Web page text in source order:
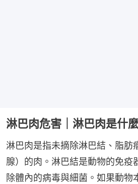
淋巴肉危害｜淋巴肉是什
淋巴肉是指未摘除淋巴結、脂肪
腺）的肉。淋巴結是動物的免疫
除體內的病毒與細菌。如果動物